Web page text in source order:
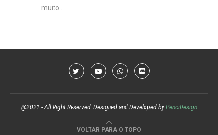
muito…
@2021 - All Right Reserved. Designed and Developed by PenciDesign
VOLTAR PARA O TOPO